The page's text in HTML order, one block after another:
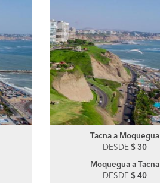
Marcona a Lima
DESDE$ 110
Lima a Marcona
DESDE$ 120
Tacna a Moquegua
DESDE $ 30
Moquegua a Tacna
DESDE $ 40